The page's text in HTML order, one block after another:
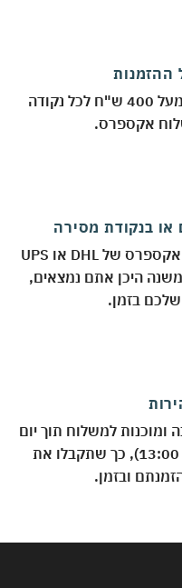
קבלו משלוח חינם על כל הזמנה מעל 400 ש"ח לכל נקודה
אקספרס.
מסירה
אנו משתמשים בתוכנית משלוח האקספרס של DHL או UPS
היכן אתם נמצאים,
בזמן.
למשלוח תוך יום
אחד (להזמנות שנכנסו עד שעה 13:00), כך שתקבלו את
ובזמן.